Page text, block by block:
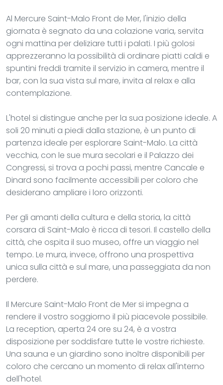
Al Mercure Saint-Malo Front de Mer, l'inizio della
giornata è segnato da una colazione varia, servita
ogni mattina per deliziare tutti i palati. I più golosi
apprezzeranno la possibilità di ordinare piatti caldi e
spuntini freddi tramite il servizio in camera, mentre il
bar, con la sua vista sul mare, invita al relax e alla
contemplazione.
L'hotel si distingue anche per la sua posizione ideale. A
soli 20 minuti a piedi dalla stazione, è un punto di
partenza ideale per esplorare Saint-Malo. La città
vecchia, con le sue mura secolari e il Palazzo dei
Congressi, si trova a pochi passi, mentre Cancale e
Dinard sono facilmente accessibili per coloro che
desiderano ampliare i loro orizzonti.
Per gli amanti della cultura e della storia, la città
corsara di Saint-Malo è ricca di tesori. Il castello della
città, che ospita il suo museo, offre un viaggio nel
tempo. Le mura, invece, offrono una prospettiva
unica sulla città e sul mare, una passeggiata da non
perdere.
Il Mercure Saint-Malo Front de Mer si impegna a
rendere il vostro soggiorno il più piacevole possibile.
La reception, aperta 24 ore su 24, è a vostra
disposizione per soddisfare tutte le vostre richieste.
Una sauna e un giardino sono inoltre disponibili per
coloro che cercano un momento di relax all'interno
dell'hotel.